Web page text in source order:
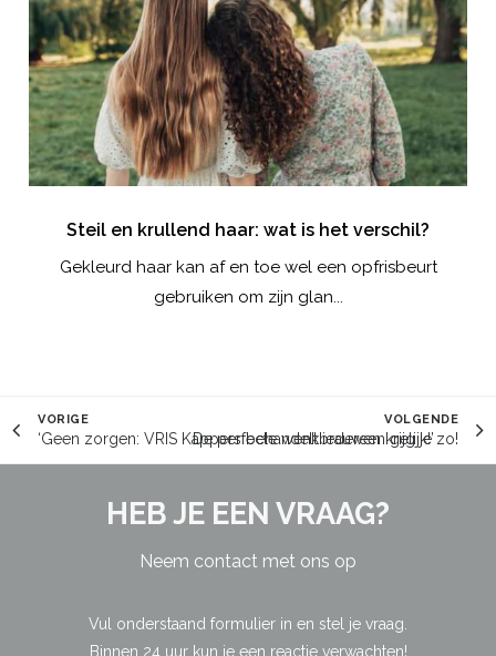
Steil en krullend haar: wat is het verschil?
Gekleurd haar kan af en toe wel een opfrisbeurt
gebruiken om zijn glan...
VORIGE
‘Geen zorgen: VRIS Kappers behandelt iedereen gelijk!’
VOLGENDE
De perfecte wenkbrauwen krijg je zo!
HEB JE EEN VRAAG?
Neem contact met ons op
Vul onderstaand formulier in en stel je vraag.
Binnen 24 uur kun je een reactie verwachten!